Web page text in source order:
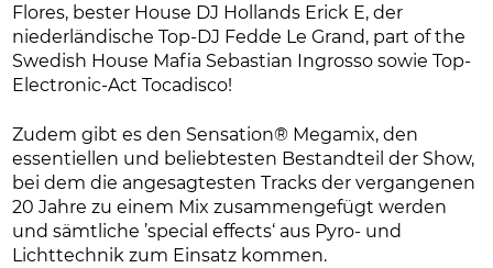
Flores, bester House DJ Hollands Erick E, der
niederländische Top-DJ Fedde Le Grand, part of the
Swedish House Mafia Sebastian Ingrosso sowie Top-
Electronic-Act Tocadisco!
Zudem gibt es den Sensation® Megamix, den
essentiellen und beliebtesten Bestandteil der Show,
bei dem die angesagtesten Tracks der vergangenen
20 Jahre zu einem Mix zusammengefügt werden
und sämtliche ’special effects‘ aus Pyro- und
Lichttechnik zum Einsatz kommen.